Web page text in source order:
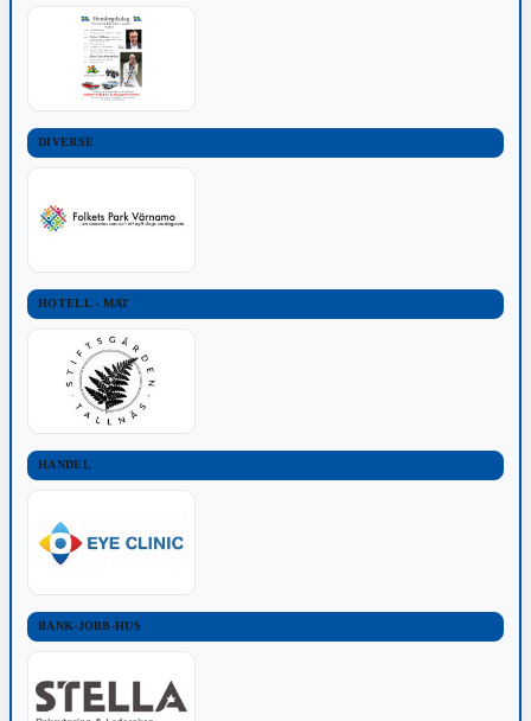
DIVERSE
HOTELL - MAT
HANDEL
BANK-JOBB-HUS